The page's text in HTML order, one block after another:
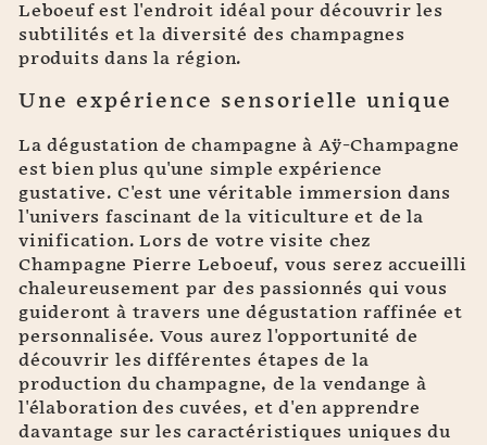
Leboeuf est l'endroit idéal pour découvrir les
subtilités et la diversité des champagnes
produits dans la région.
Une expérience sensorielle unique
La dégustation de champagne à Aÿ-Champagne
est bien plus qu'une simple expérience
gustative. C'est une véritable immersion dans
l'univers fascinant de la viticulture et de la
vinification. Lors de votre visite chez
Champagne Pierre Leboeuf, vous serez accueilli
chaleureusement par des passionnés qui vous
guideront à travers une dégustation raffinée et
personnalisée. Vous aurez l'opportunité de
découvrir les différentes étapes de la
production du champagne, de la vendange à
l'élaboration des cuvées, et d'en apprendre
davantage sur les caractéristiques uniques du